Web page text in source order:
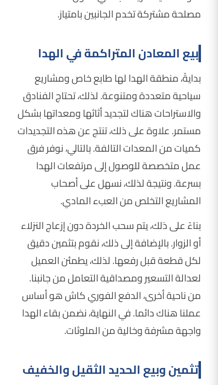
مصلحة مشتركة تخدم الجانبين بامتياز.
بيع المعادن المتراكمة في الهدا
بدايةً، منطقة الهدا لها طابع خاص ومشاريع
سياحية متعددة ومتنوعة. لذلك، تحتاج الفنادق
والاستراحات هناك لتجديد أثاثها ومعداتها بشكل
مستمر. علاوة على ذلك، تنتج عن هذه التجديدات
كميات من المعدات التالفة. بالتالي، نوفر فرق
عمل متخصصة للوصول إلى مرتفعات الهدا
بسرعة. ونتيجة لذلك، نسهل على أصحاب
المشاريع التخلص من العبء المادي.
بناءً على ذلك، يتم سحب الخردة دون إزعاج النزلاء
أو الزوار. بالإضافة إلى ذلك، نقوم بتثمين دقيق
لكل قطعة قبل رفعها. لذلك، يطمئن العميل
لعدالة التسعير ومصداقية التعامل من جانبنا.
من ناحية أخرى، الدفع الفوري كاش هو أساس
عملنا هناك دائما. في النهاية، نضمن بقاء الهدا
واجهة مشرفة وخالية من الملوثات.
تثمين وبيع الحديد الثقيل والخفيف